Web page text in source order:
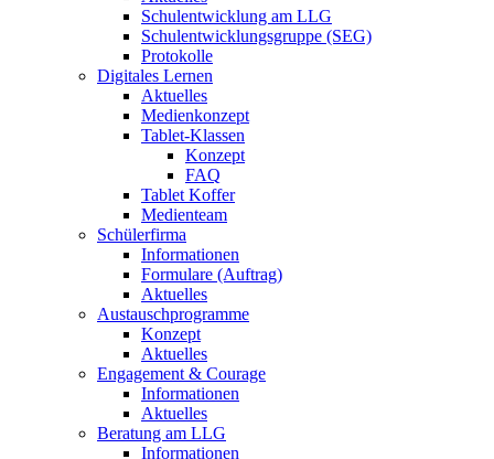
Schulentwicklung am LLG
Schulentwicklungsgruppe (SEG)
Protokolle
Digitales Lernen
Aktuelles
Medienkonzept
Tablet-Klassen
Konzept
FAQ
Tablet Koffer
Medienteam
Schülerfirma
Informationen
Formulare (Auftrag)
Aktuelles
Austauschprogramme
Konzept
Aktuelles
Engagement & Courage
Informationen
Aktuelles
Beratung am LLG
Informationen